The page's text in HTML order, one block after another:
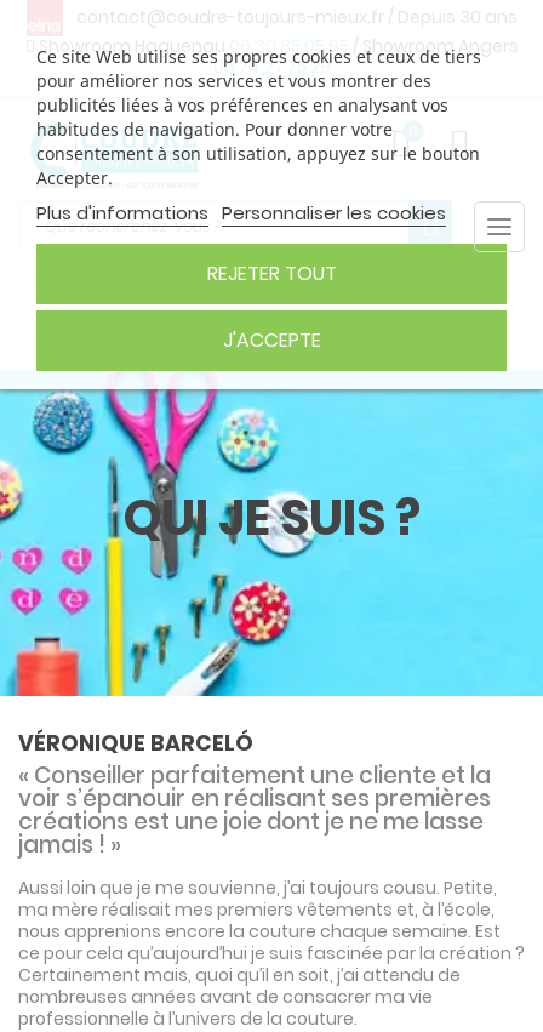
contact@coudre-toujours-mieux.fr / Depuis 30 ans
Showroom Haguenau
06 30 85 05 95
/ Showroom Angers
06 74 27 75 29
Ce site Web utilise ses propres cookies et ceux de tiers
pour améliorer nos services et vous montrer des
publicités liées à vos préférences en analysant vos
habitudes de navigation. Pour donner votre
consentement à son utilisation, appuyez sur le bouton
Accepter.
Plus d'informations Personnaliser les cookies
REJETER TOUT
J'ACCEPTE
QUI JE SUIS ?
VÉRONIQUE BARCELÓ
« Conseiller parfaitement une cliente et la
voir s’épanouir en réalisant ses premières
créations est une joie dont je ne me lasse
jamais ! »
Aussi loin que je me souvienne, j’ai toujours cousu. Petite,
ma mère réalisait mes premiers vêtements et, à l’école,
nous apprenions encore la couture chaque semaine. Est
ce pour cela qu’aujourd’hui je suis fascinée par la création ?
Certainement mais, quoi qu’il en soit, j’ai attendu de
nombreuses années avant de consacrer ma vie
professionnelle à l’univers de la couture.